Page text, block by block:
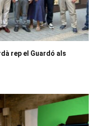
rep el Guardó als